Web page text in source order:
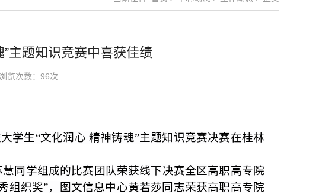
主题知识竞赛中喜获佳绩
浏览次数： 96次
学生“文化润心 精神铸魂”主题知识竞赛决赛在桂林
同学组成的比赛团队荣获线下决赛全区高职高专院
组织奖”，图文信息中心黄若莎同志荣获高职高专院